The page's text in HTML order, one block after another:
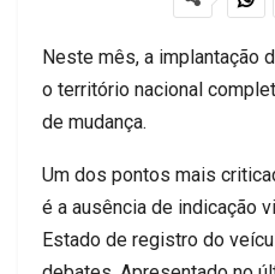
Neste mês, a implantação
o território nacional
de mudança.
Um dos pontos mais
é a ausência de indicação
Estado de registro do